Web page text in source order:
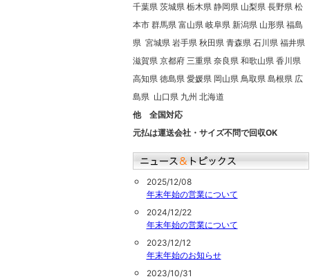
千葉県 茨城県 栃木県 静岡県 山梨県 長野県 松
本市 群馬県 富山県 岐阜県 新潟県 山形県 福島
県 宮城県 岩手県 秋田県 青森県 石川県 福井県
滋賀県 京都府 三重県 奈良県 和歌山県 香川県
高知県 徳島県 愛媛県 岡山県 鳥取県 島根県 広
島県 山口県 九州 北海道
他 全国対応
元払は運送会社・サイズ不問で回収OK
2025/12/08
年末年始の営業について
2024/12/22
年末年始の営業について
2023/12/12
年末年始のお知らせ
2023/10/31